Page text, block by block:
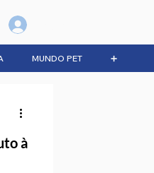
MUNDO PET ➕
à